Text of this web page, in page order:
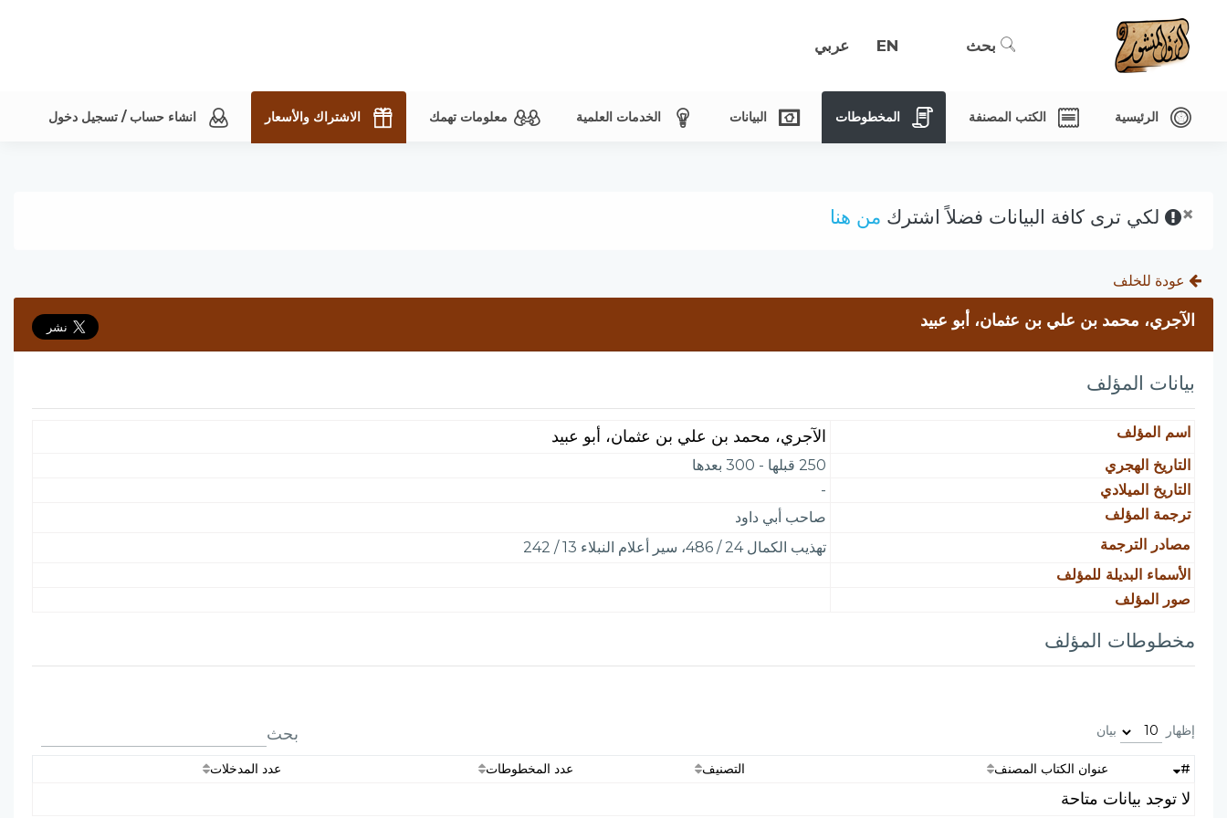
بحث EN عربي
الرئيسية الكتب المصنفة المخطوطات البيانات الخدمات العلمية معلومات تهمك الاشتراك والأسعار انشاء حساب / تسجيل دخول
× لكي ترى كافة البيانات فضلاً اشترك من هنا
عودة للخلف
الآجري، محمد بن علي بن عثمان، أبو عبيد
بيانات المؤلف
اسم المؤلف الآجري، محمد بن علي بن عثمان، أبو عبيد
التاريخ الهجري
250 قبلها - 300 بعدها
التاريخ الميلادي
-
ترجمة المؤلف
صاحب أبي داود
مصادر الترجمة
تهذيب الكمال 24 / 486، سير أعلام النبلاء 13 / 242
الأسماء البديلة للمؤلف
صور المؤلف
مخطوطات المؤلف
إظهار بيان بحث
# عنوان الكتاب المصنف التصنيف عدد المخطوطات عدد المدخلات
لا توجد بيانات متاحة